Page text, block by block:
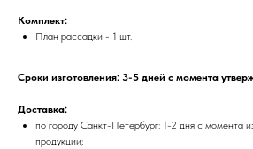
Комплект:
План рассадки - 1 шт.
Сроки изготовления: 3-5 дней с момента
Доставка:
по городу Санкт-Петербург: 1-2 дня с момента
продукции;